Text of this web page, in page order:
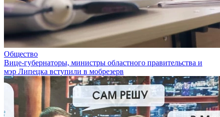
Общество
Вице-губернаторы, министры областного правительства и
мэр Липецка вступили в мобрезерв